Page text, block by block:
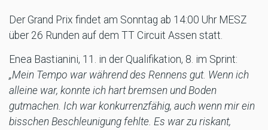
Der Grand Prix findet am Sonntag ab 14:00 Uhr MESZ
über 26 Runden auf dem TT Circuit Assen statt.
Enea Bastianini, 11. in der Qualifikation, 8. im Sprint:
„Mein Tempo war während des Rennens gut. Wenn ich
alleine war, konnte ich hart bremsen und Boden
gutmachen. Ich war konkurrenzfähig, auch wenn mir ein
bisschen Beschleunigung fehlte. Es war zu riskant,